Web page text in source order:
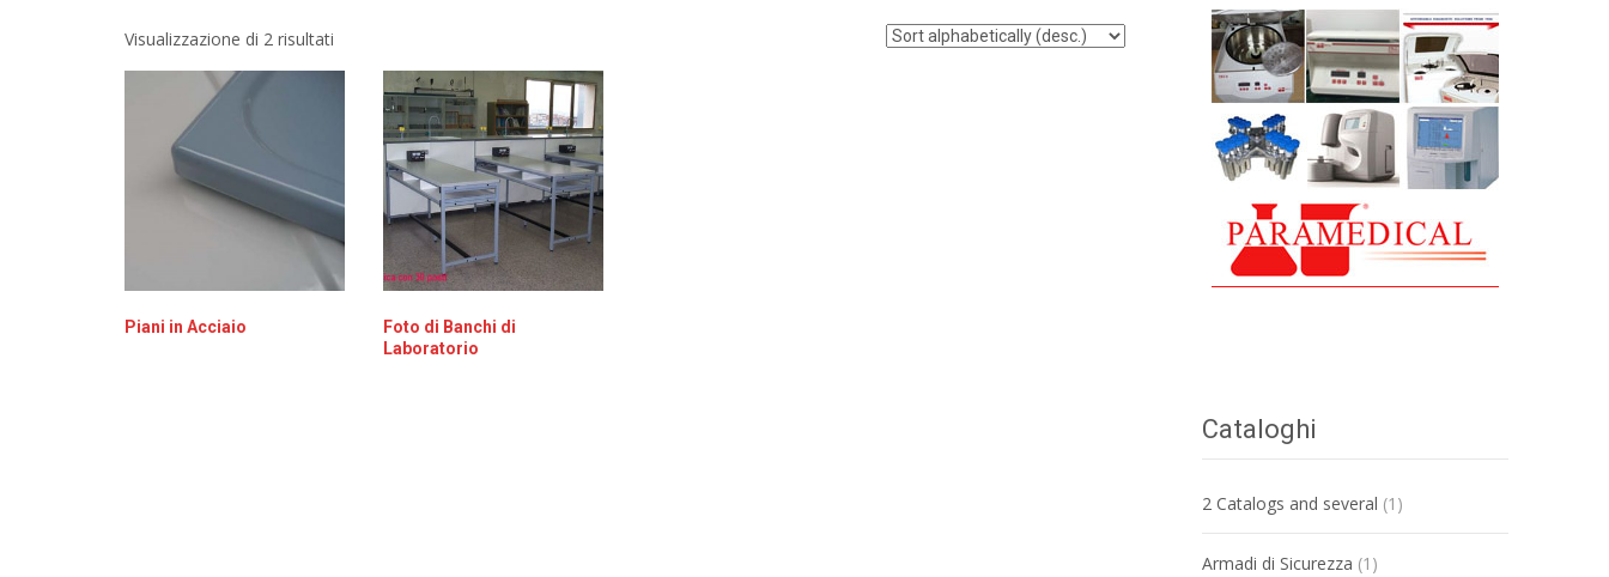
Visualizzazione di 2 risultati
Piani in Acciaio
Foto di Banchi di
Laboratorio
Cataloghi
2 Catalogs and several (1)
Armadi di Sicurezza (1)